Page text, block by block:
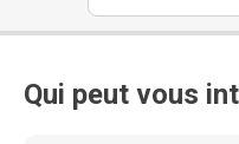
Qui peut vous